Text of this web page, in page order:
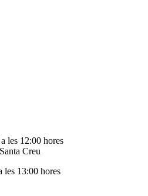
les 12:00 hores
Creu
les 13:00 hores